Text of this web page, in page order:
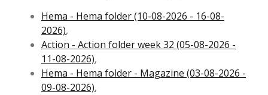
Hema - Hema folder (10-08-2026 - 16-08-
2026),
Action - Action folder week 32 (05-08-2026 -
11-08-2026),
Hema - Hema folder - Magazine (03-08-2026 -
09-08-2026),